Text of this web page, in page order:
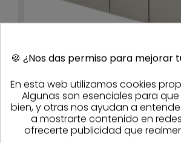
289,58 € - 30% 202,70 €
7-10 días
-30%
🍪 ¿Nos das permiso para mejorar
En esta web utilizamos cookies
Algunas son esenciales para
bien, y otras nos ayudan a
a mostrarte contenido en
ofrecerte publicidad que